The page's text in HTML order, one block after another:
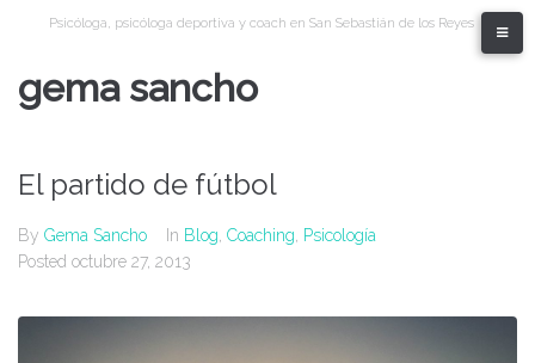
Psicóloga, psicóloga deportiva y coach en San Sebastián de los Reyes
gema sancho
El partido de fútbol
By Gema Sancho In Blog Coaching Psicología
Posted octubre 27, 2013